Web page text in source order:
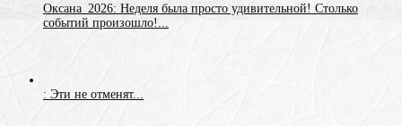
Оксана_2026: Неделя была просто удивительной! Столько
событий произошло!...
: Эти не отменят...